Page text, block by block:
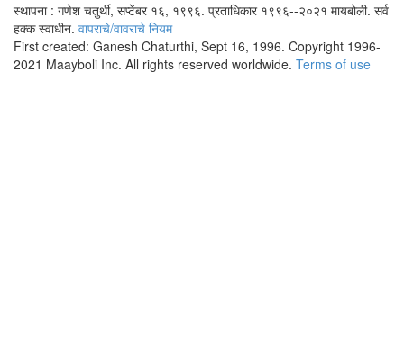
स्थापना : गणेश चतुर्थी, सप्टेंबर १६, १९९६. प्रताधिकार १९९६--२०२१ मायबोली. सर्व
हक्क स्वाधीन. वापराचे/वावराचे नियम
First created: Ganesh Chaturthi, Sept 16, 1996. Copyright 1996-
2021 Maayboli Inc. All rights reserved worldwide. Terms of use